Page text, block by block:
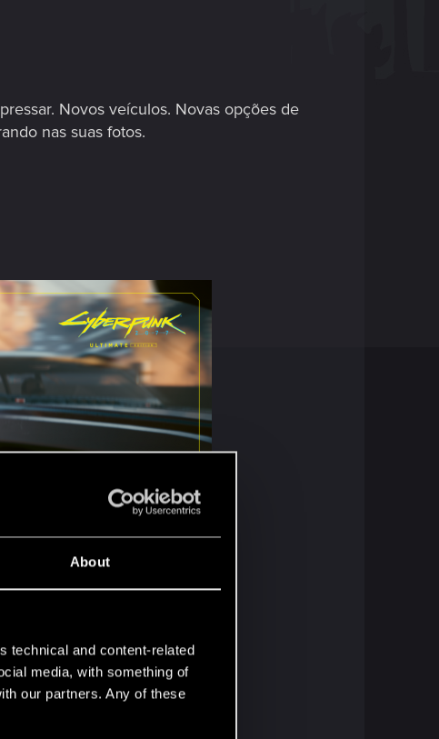
About
technical and content-related
media, with something of
our partners. Any of these
Novos veículos. Novas opções de
nas suas fotos.